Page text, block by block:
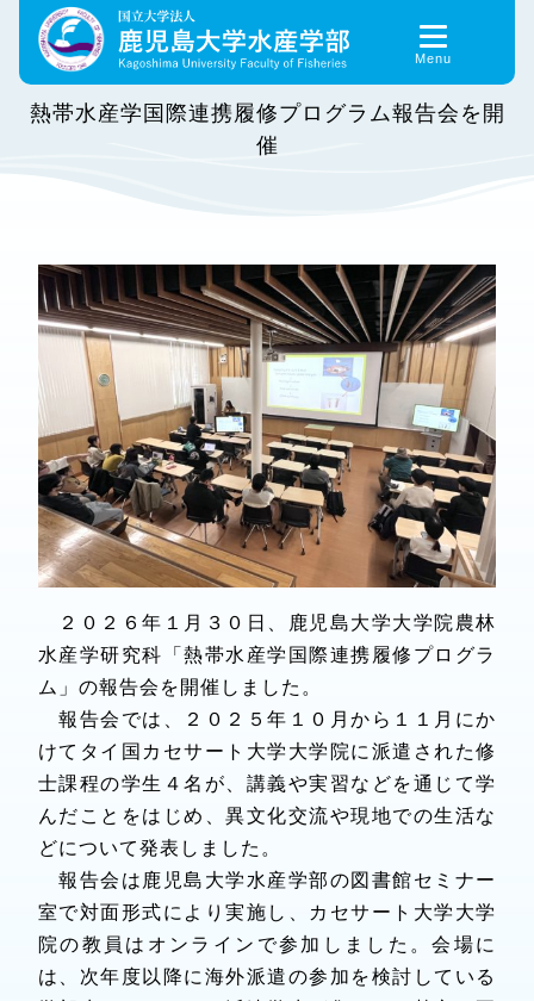
content
熱帯水産学国際連携履修プログラム報告会を開
催
２０２６年１月３０日、鹿児島大学大学院農林
水産学研究科「熱帯水産学国際連携履修プログラ
ム」の報告会を開催しました。
報告会では、２０２５年１０月から１１月にか
けてタイ国カセサート大学大学院に派遣された修
士課程の学生４名が、講義や実習などを通じて学
んだことをはじめ、異文化交流や現地での生活な
どについて発表しました。
報告会は鹿児島大学水産学部の図書館セミナー
室で対面形式により実施し、カセサート大学大学
院の教員はオンラインで参加しました。会場に
は、次年度以降に海外派遣の参加を検討している